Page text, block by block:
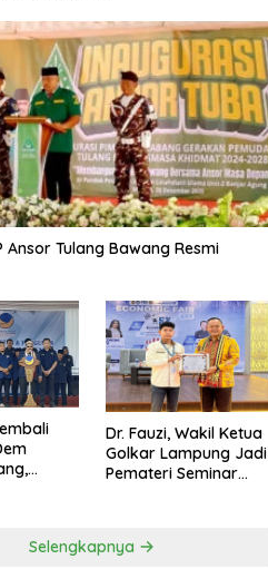
Ansor Tulang Bawang Resmi
Dr. Fauzi, Wakil Ketua
Golkar Lampung Jadi
Pemateri Seminar
Kebangsaan
Selengkapnya